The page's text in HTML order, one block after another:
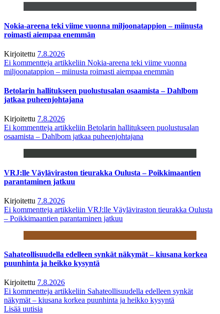
Nokia-areena teki viime vuonna miljoonatappion – miinusta
roimasti aiempaa enemmän
Kirjoitettu 7.8.2026
Ei kommentteja artikkeliin Nokia-areena teki viime vuonna
miljoonatappion – miinusta roimasti aiempaa enemmän
Betolarin hallitukseen puolustusalan osaamista – Dahlbom
jatkaa puheenjohtajana
Kirjoitettu 7.8.2026
Ei kommentteja artikkeliin Betolarin hallitukseen puolustusalan
osaamista – Dahlbom jatkaa puheenjohtajana
VRJ:lle Väyläviraston tieurakka Oulusta – Poikkimaantien
parantaminen jatkuu
Kirjoitettu 7.8.2026
Ei kommentteja artikkeliin VRJ:lle Väyläviraston tieurakka Oulusta
– Poikkimaantien parantaminen jatkuu
Sahateollisuudella edelleen synkät näkymät – kiusana korkea
puunhinta ja heikko kysyntä
Kirjoitettu 7.8.2026
Ei kommentteja artikkeliin Sahateollisuudella edelleen synkät
näkymät – kiusana korkea puunhinta ja heikko kysyntä
Lisää uutisia